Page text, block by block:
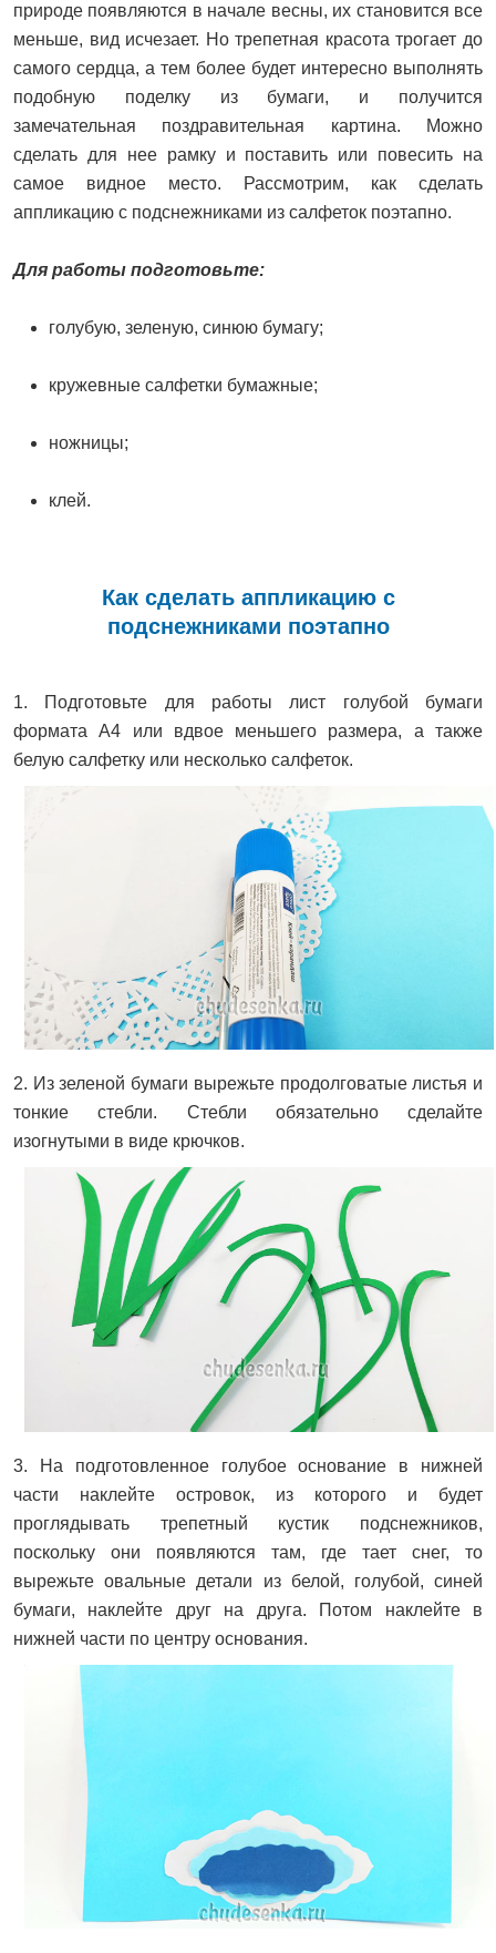
природе появляются в начале весны, их становится все
меньше, вид исчезает. Но трепетная красота трогает до
самого сердца, а тем более будет интересно выполнять
подобную поделку из бумаги, и получится
замечательная поздравительная картина. Можно
сделать для нее рамку и поставить или повесить на
самое видное место. Рассмотрим, как сделать
аппликацию с подснежниками из салфеток поэтапно.
Для работы подготовьте:
голубую, зеленую, синюю бумагу;
кружевные салфетки бумажные;
ножницы;
клей.
Как сделать аппликацию с
подснежниками поэтапно
1. Подготовьте для работы лист голубой бумаги
формата А4 или вдвое меньшего размера, а также
белую салфетку или несколько салфеток.
2. Из зеленой бумаги вырежьте продолговатые листья и
тонкие стебли. Стебли обязательно сделайте
изогнутыми в виде крючков.
3. На подготовленное голубое основание в нижней
части наклейте островок, из которого и будет
проглядывать трепетный кустик подснежников,
поскольку они появляются там, где тает снег, то
вырежьте овальные детали из белой, голубой, синей
бумаги, наклейте друг на друга. Потом наклейте в
нижней части по центру основания.